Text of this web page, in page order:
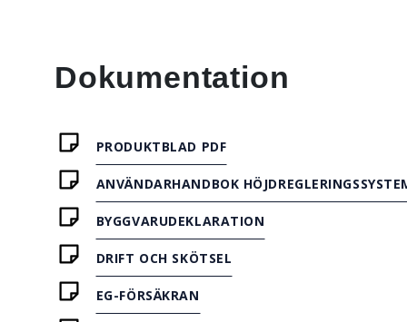
Dokumentation
PRODUKTBLAD PDF
ANVÄNDARHANDBOK
BYGGVARUDEKLARATION
DRIFT OCH SKÖTSEL
EG-FÖRSÄKRAN